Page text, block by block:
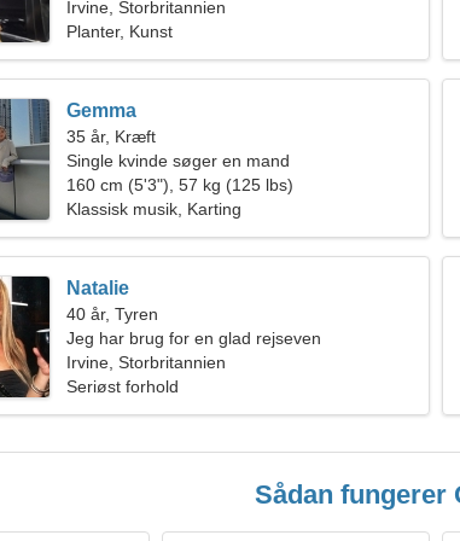
Irvine, Storbritannien
Planter, Kunst
Gemma
35 år, Kræft
Single kvinde søger en mand
160 cm (5'3"), 57 kg (125 lbs)
Klassisk musik, Karting
Natalie
40 år, Tyren
Jeg har brug for en glad rejseven
Irvine, Storbritannien
Seriøst forhold
Sådan fungerer